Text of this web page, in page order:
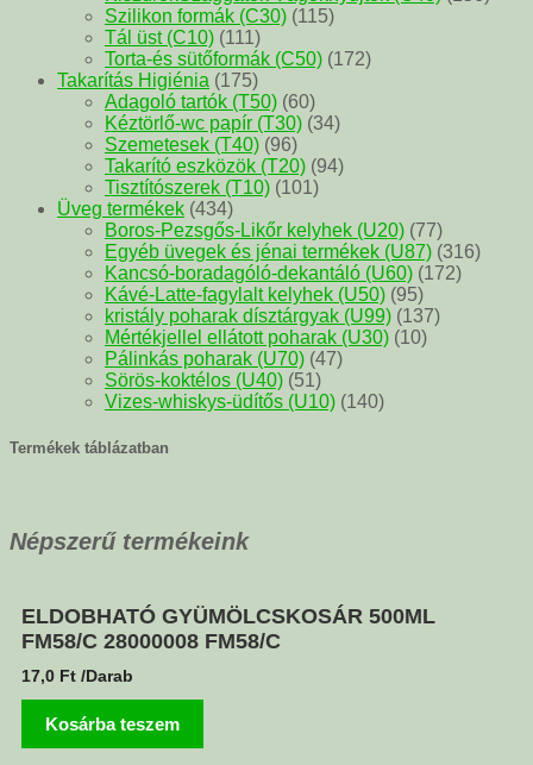
Szilikon formák (C30) (115)
Tál üst (C10) (111)
Torta-és sütőformák (C50) (172)
Takarítás Higiénia (175)
Adagoló tartók (T50) (60)
Kéztörlő-wc papír (T30) (34)
Szemetesek (T40) (96)
Takarító eszközök (T20) (94)
Tisztítószerek (T10) (101)
Üveg termékek (434)
Boros-Pezsgős-Likőr kelyhek (U20) (77)
Egyéb üvegek és jénai termékek (U87) (316)
Kancsó-boradagóló-dekantáló (U60) (172)
Kávé-Latte-fagylalt kelyhek (U50) (95)
kristály poharak dísztárgyak (U99) (137)
Mértékjellel ellátott poharak (U30) (10)
Pálinkás poharak (U70) (47)
Sörös-koktélos (U40) (51)
Vizes-whiskys-üdítős (U10) (140)
Termékek táblázatban
Népszerű termékeink
ELDOBHATÓ GYÜMÖLCSKOSÁR 500ML
FM58/C 28000008 FM58/C
17,0 Ft /Darab
Kosárba teszem